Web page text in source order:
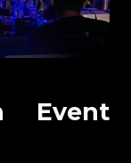
Event